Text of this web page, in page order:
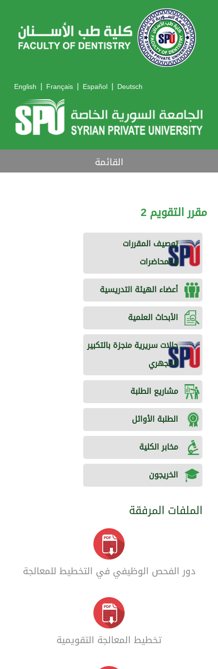
English | Français | Español | Deutsch
القائمة
مقرر التقويم 2
توصيف المقررات
والمحاضرات
أعضاء الهيئة التدريسية
الأبحاث العلمية
حالات سريرية منجزة بالتكبير
المجهري
مشاريع الطلبة
الطلبة الأوائل
مخابر الكلية
الخريجون
الملفات المرفقة
دور الفحص الوظيفي في التخطيط للمعالجة
تخطيط المعالجة التقويمية